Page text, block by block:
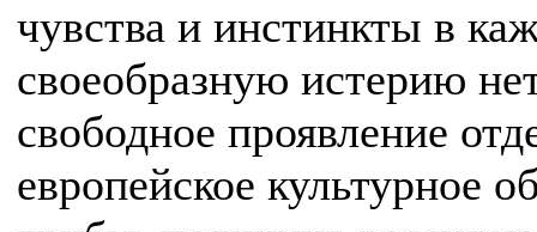
чувства и инстинкты в
своеобразную истерию
свободное проявление
европейское культурное